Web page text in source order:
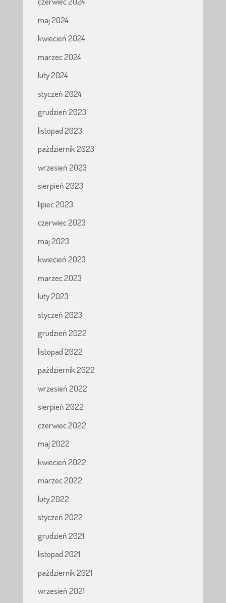
maj 2024
kwiecień 2024
marzec 2024
luty 2024
styczeń 2024
grudzień 2023
listopad 2023
październik 2023
wrzesień 2023
sierpień 2023
lipiec 2023
czerwiec 2023
maj 2023
kwiecień 2023
marzec 2023
luty 2023
styczeń 2023
grudzień 2022
listopad 2022
październik 2022
wrzesień 2022
sierpień 2022
czerwiec 2022
maj 2022
kwiecień 2022
marzec 2022
luty 2022
styczeń 2022
grudzień 2021
listopad 2021
październik 2021
wrzesień 2021